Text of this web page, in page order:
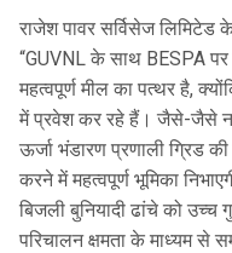
राजेश पावर सर्विसेज
“GUVNL के साथ BESPA पर
महत्वपूर्ण मील का पत्थर है,
में प्रवेश कर रहे हैं। जैसे-जैसे
ऊर्जा भंडारण प्रणाली ग्रिड
करने में महत्वपूर्ण भूमिका
बिजली बुनियादी ढांचे को उच्च
परिचालन क्षमता के माध्यम से